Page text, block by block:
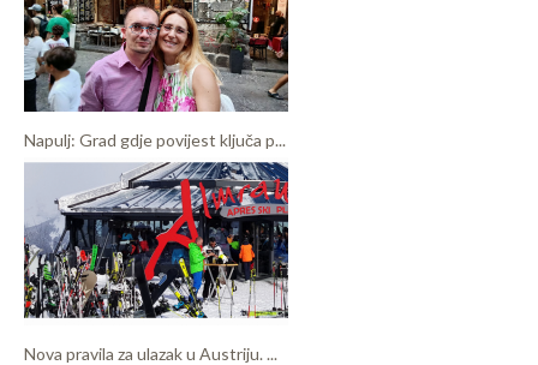
Napulj: Grad gdje povijest ključa p...
Nova pravila za ulazak u Austriju. ...